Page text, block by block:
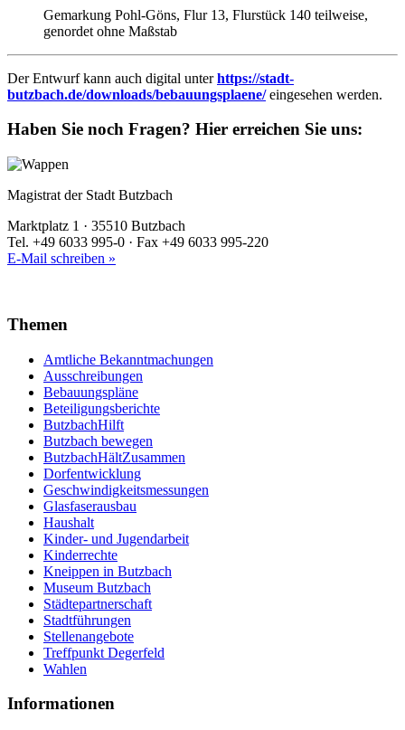
Gemarkung Pohl-Göns, Flur 13, Flurstück 140 teilweise,
genordet ohne Maßstab
Der Entwurf kann auch digital unterhttps://stadt-
butzbach.de/downloads/bebauungsplaene/eingesehen werden.
Haben Sie noch Fragen? Hier erreichen Sie uns:
Magistrat der Stadt Butzbach
Marktplatz 1 · 35510 Butzbach
Tel. +49 6033 995-0 · Fax +49 6033 995-220
E-Mail schreiben »
Themen
Amtliche Bekanntmachungen
Ausschreibungen
Bebauungspläne
Beteiligungsberichte
ButzbachHilft
Butzbach bewegen
ButzbachHältZusammen
Dorfentwicklung
Geschwindigkeitsmessungen
Glasfaserausbau
Haushalt
Kinder- und Jugendarbeit
Kinderrechte
Kneippen in Butzbach
Museum Butzbach
Städtepartnerschaft
Stadtführungen
Stellenangebote
Treffpunkt Degerfeld
Wahlen
Informationen